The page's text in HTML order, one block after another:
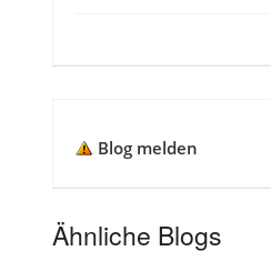
Blog melden
Ähnliche Blogs